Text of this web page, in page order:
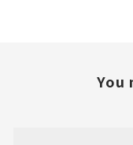
You